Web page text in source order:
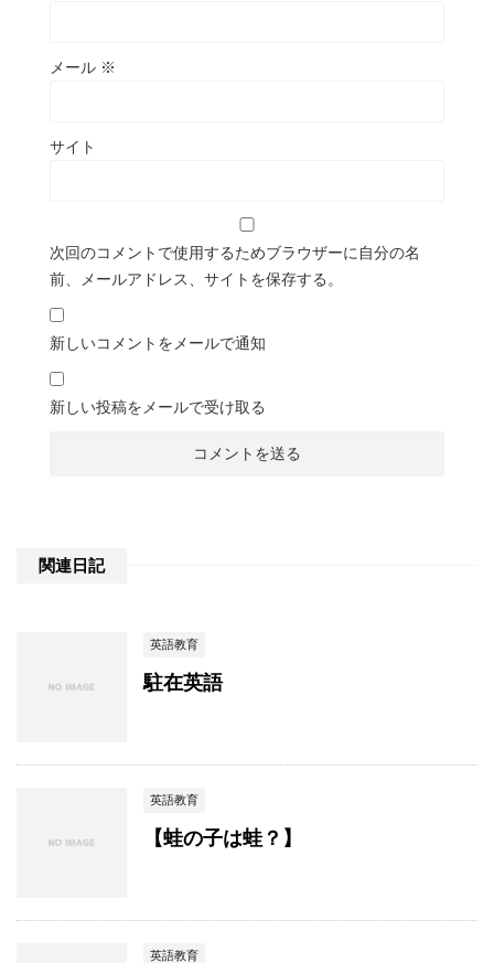
メール ※
サイト
次回のコメントで使用するためブラウザーに自分の名
前、メールアドレス、サイトを保存する。
新しいコメントをメールで通知
新しい投稿をメールで受け取る
関連日記
英語教育
駐在英語
英語教育
【蛙の子は蛙？】
英語教育